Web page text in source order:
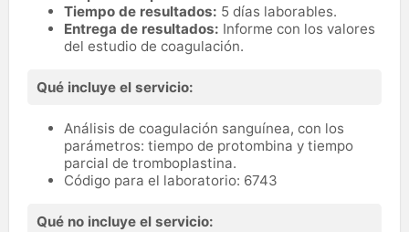
Tiempo de resultados: 5 días laborables.
Entrega de resultados: Informe con los valores
del estudio de coagulación.
Qué incluye el servicio:
Análisis de coagulación sanguínea, con los
parámetros: tiempo de protombina y tiempo
parcial de tromboplastina.
Código para el laboratorio: 6743
Qué no incluye el servicio: